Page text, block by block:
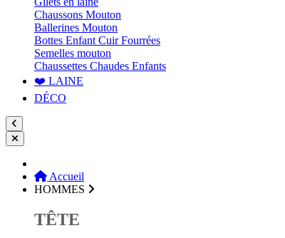
Chaussons Mouton
Ballerines Mouton
Bottes Enfant Cuir Fourrées
Semelles mouton
Chaussettes Chaudes Enfants
❤️ LAINE
DÉCO
Accueil
HOMMES
TÊTE